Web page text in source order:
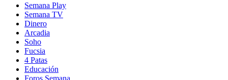
Semana Play
Semana TV
Dinero
Arcadia
Soho
in
new
window
Fucsia
in
new
window
4 Patas
Educación
Foros Semana